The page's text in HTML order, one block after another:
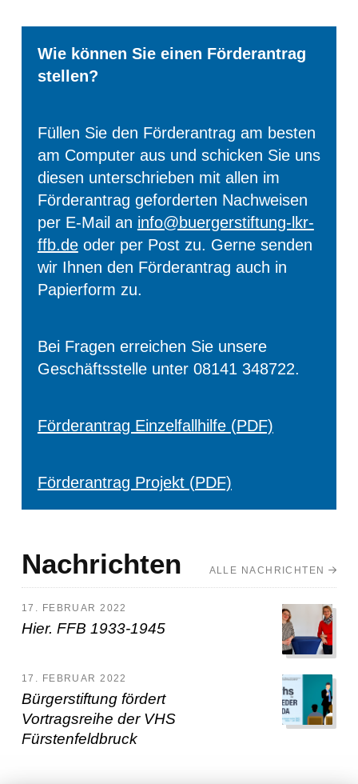
Wie können Sie einen Förderantrag
stellen?
Füllen Sie den Förderantrag am besten
am Computer aus und schicken Sie uns
diesen unterschrieben mit allen im
Förderantrag geforderten Nachweisen
per E-Mail an info@buergerstiftung-lkr-
ffb.deoder per Post zu. Gerne senden
wir Ihnen den Förderantrag auch in
Papierform zu.
Bei Fragen erreichen Sie unsere
Geschäftsstelle unter 08141 348722.
Förderantrag Einzelfallhilfe (PDF)
Förderantrag Projekt (PDF)
Nachrichten ALLE NACHRICHTEN
17. FEBRUAR 2022
Hier. FFB 1933-1945
17. FEBRUAR 2022
Bürgerstiftung fördert
Vortragsreihe der VHS
Fürstenfeldbruck